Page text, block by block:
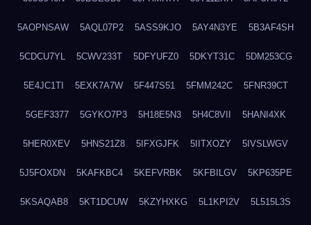
5AOPNSAW 5AQL07P2 5ASS9KJO 5AY4N3YE 5B3AF4SH
5CDCU7YL 5CWV233T 5DFYUFZ0 5DKYT31C 5DM253CG
5E4JC1TI 5EXK7A7W 5F447S51 5FMM242C 5FNR39CT
5GEF3377 5GYKO7P3 5H18E5N3 5H4C8VII 5HANI4XK
5HER0XEV 5HNS21Z8 5IFXGJFK 5IITXOZY 5IVSLWGV
5J5FOXDN 5KAFKBC4 5KEFVRBK 5KFBILGV 5KP635PE
5KSAQAB8 5KT1DCUW 5KZYHXKG 5L1KPI2V 5L515L3S